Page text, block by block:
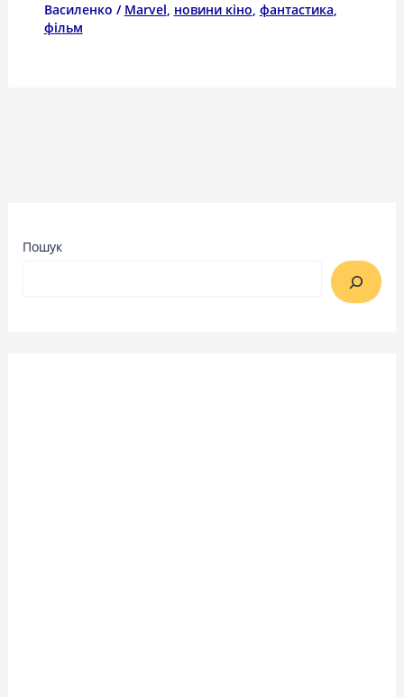
Василенко / Marvel, новини кіно, фантастика,
фільм
Пошук